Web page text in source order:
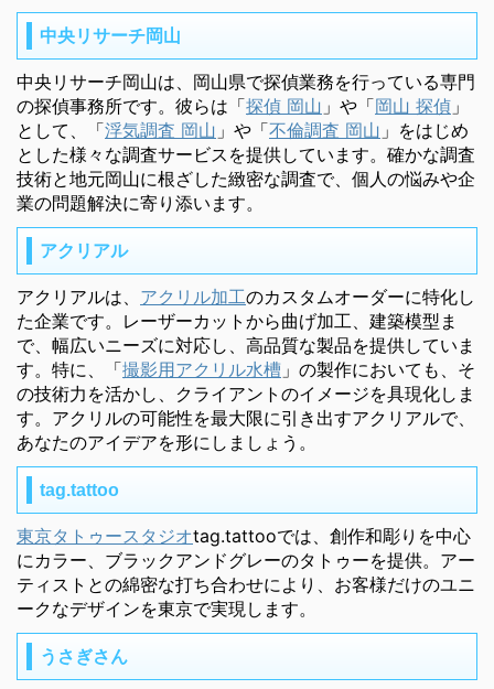
中央リサーチ岡山
中央リサーチ岡山は、岡山県で探偵業務を行っている専門
の探偵事務所です。彼らは「探偵 岡山 」や「岡山 探偵 」
として、「浮気調査 岡山 」や「不倫調査 岡山 」をはじめ
とした様々な調査サービスを提供しています。確かな調査
技術と地元岡山に根ざした緻密な調査で、個人の悩みや企
業の問題解決に寄り添います。
アクリアル
アクリアルは、 アクリル加工のカスタムオーダーに特化し
た企業です。レーザーカットから曲げ加工、建築模型ま
で、幅広いニーズに対応し、高品質な製品を提供していま
す。特に、「撮影用アクリル水槽 」の製作においても、そ
の技術力を活かし、クライアントのイメージを具現化しま
す。アクリルの可能性を最大限に引き出すアクリアルで、
あなたのアイデアを形にしましょう。
tag.tattoo
東京タトゥースタジオtag.tattooでは、創作和彫りを中心
にカラー、ブラックアンドグレーのタトゥーを提供。アー
ティストとの綿密な打ち合わせにより、お客様だけのユニ
ークなデザインを東京で実現します。
うさぎさん